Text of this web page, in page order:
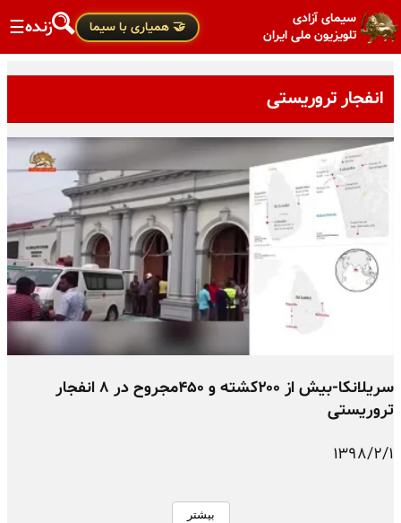
سیمای آزادی
تلویزیون ملی ایران
🤝 همیاری با سیما زنده☰
انفجار تروریستی
سریلانکا-بیش از ۲۰۰کشته و ۴۵۰مجروح در ۸ انفجار
تروریستی
۱۳۹۸/۲/۱
بیشتر